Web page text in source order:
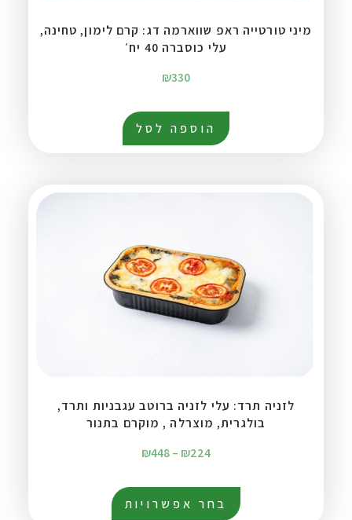
מיני טורטייה ראפ שווארמה דג: קרם לימון, טחינה,
עלי כוסברה 40 יח׳
₪330
הוספה לסל
לזניה תרד: עלי לזניה ברוטב עגבניות ותרד,
בולגרית, מוצרלה , מוקרם בתנור
₪224
–
₪448
בחר אפשרויות